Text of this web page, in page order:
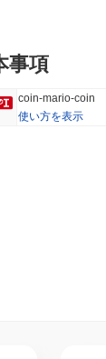
事項
coin-mario-coin
使い方を表示